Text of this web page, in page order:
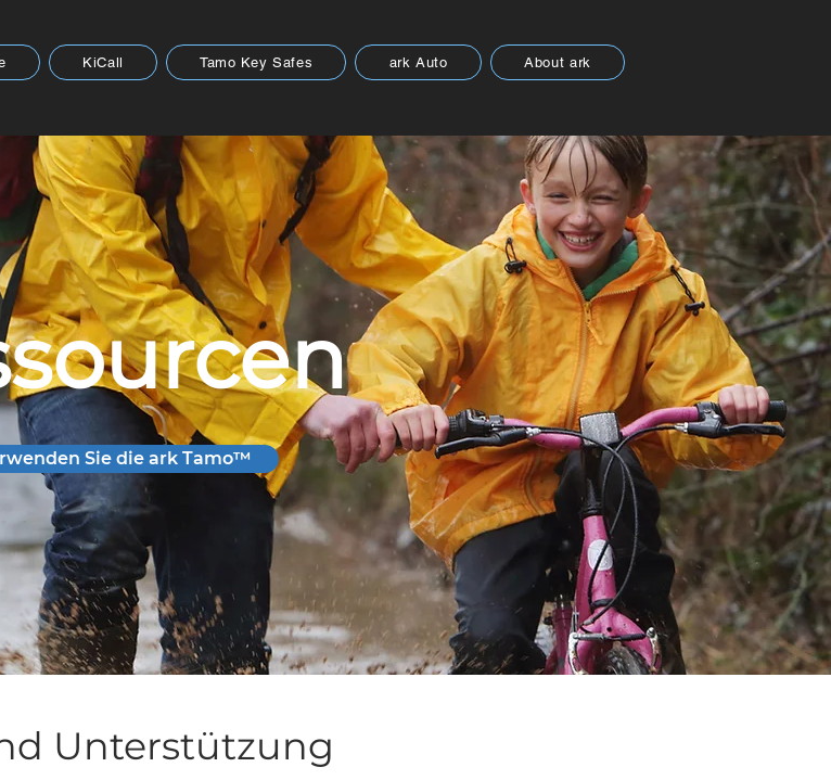
KiCall Tamo Key Safes ark Auto About ark
Sie die ark Tamo™
Unterstützung